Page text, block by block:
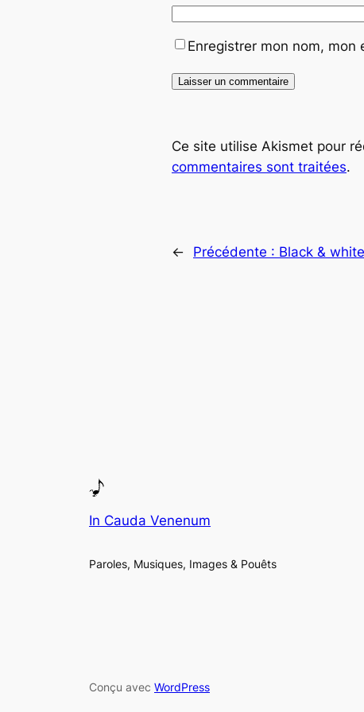
Enregistrer mon nom,
Ce site utilise Akismet pour
commentaires sont traitées.
← Précédente : Black & white
In Cauda Venenum
Paroles, Musiques, Images & Pouêts
Conçu avec WordPress